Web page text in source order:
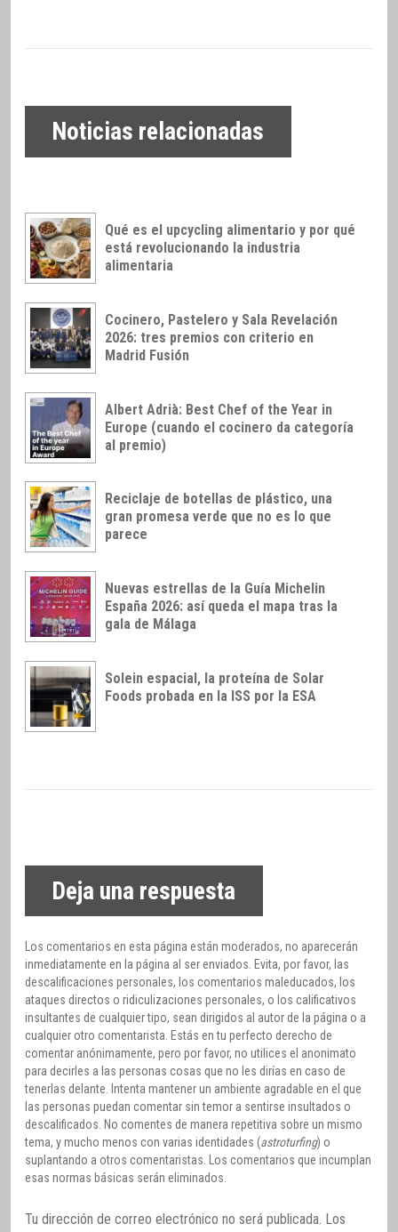
Noticias relacionadas
Qué es el upcycling alimentario y por qué
está revolucionando la industria
alimentaria
Cocinero, Pastelero y Sala Revelación
2026: tres premios con criterio en
Madrid Fusión
Albert Adrià: Best Chef of the Year in
Europe (cuando el cocinero da categoría
al premio)
Reciclaje de botellas de plástico, una
gran promesa verde que no es lo que
parece
Nuevas estrellas de la Guía Michelin
España 2026: así queda el mapa tras la
gala de Málaga
Solein espacial, la proteína de Solar
Foods probada en la ISS por la ESA
Deja una respuesta
Los comentarios en esta página están moderados, no aparecerán
inmediatamente en la página al ser enviados. Evita, por favor, las
descalificaciones personales, los comentarios maleducados, los
ataques directos o ridiculizaciones personales, o los calificativos
insultantes de cualquier tipo, sean dirigidos al autor de la página o a
cualquier otro comentarista. Estás en tu perfecto derecho de
comentar anónimamente, pero por favor, no utilices el anonimato
para decirles a las personas cosas que no les dirías en caso de
tenerlas delante. Intenta mantener un ambiente agradable en el que
las personas puedan comentar sin temor a sentirse insultados o
descalificados. No comentes de manera repetitiva sobre un mismo
tema, y mucho menos con varias identidades (astroturfing) o
suplantando a otros comentaristas. Los comentarios que incumplan
esas normas básicas serán eliminados.
Tu dirección de correo electrónico no será publicada. Los